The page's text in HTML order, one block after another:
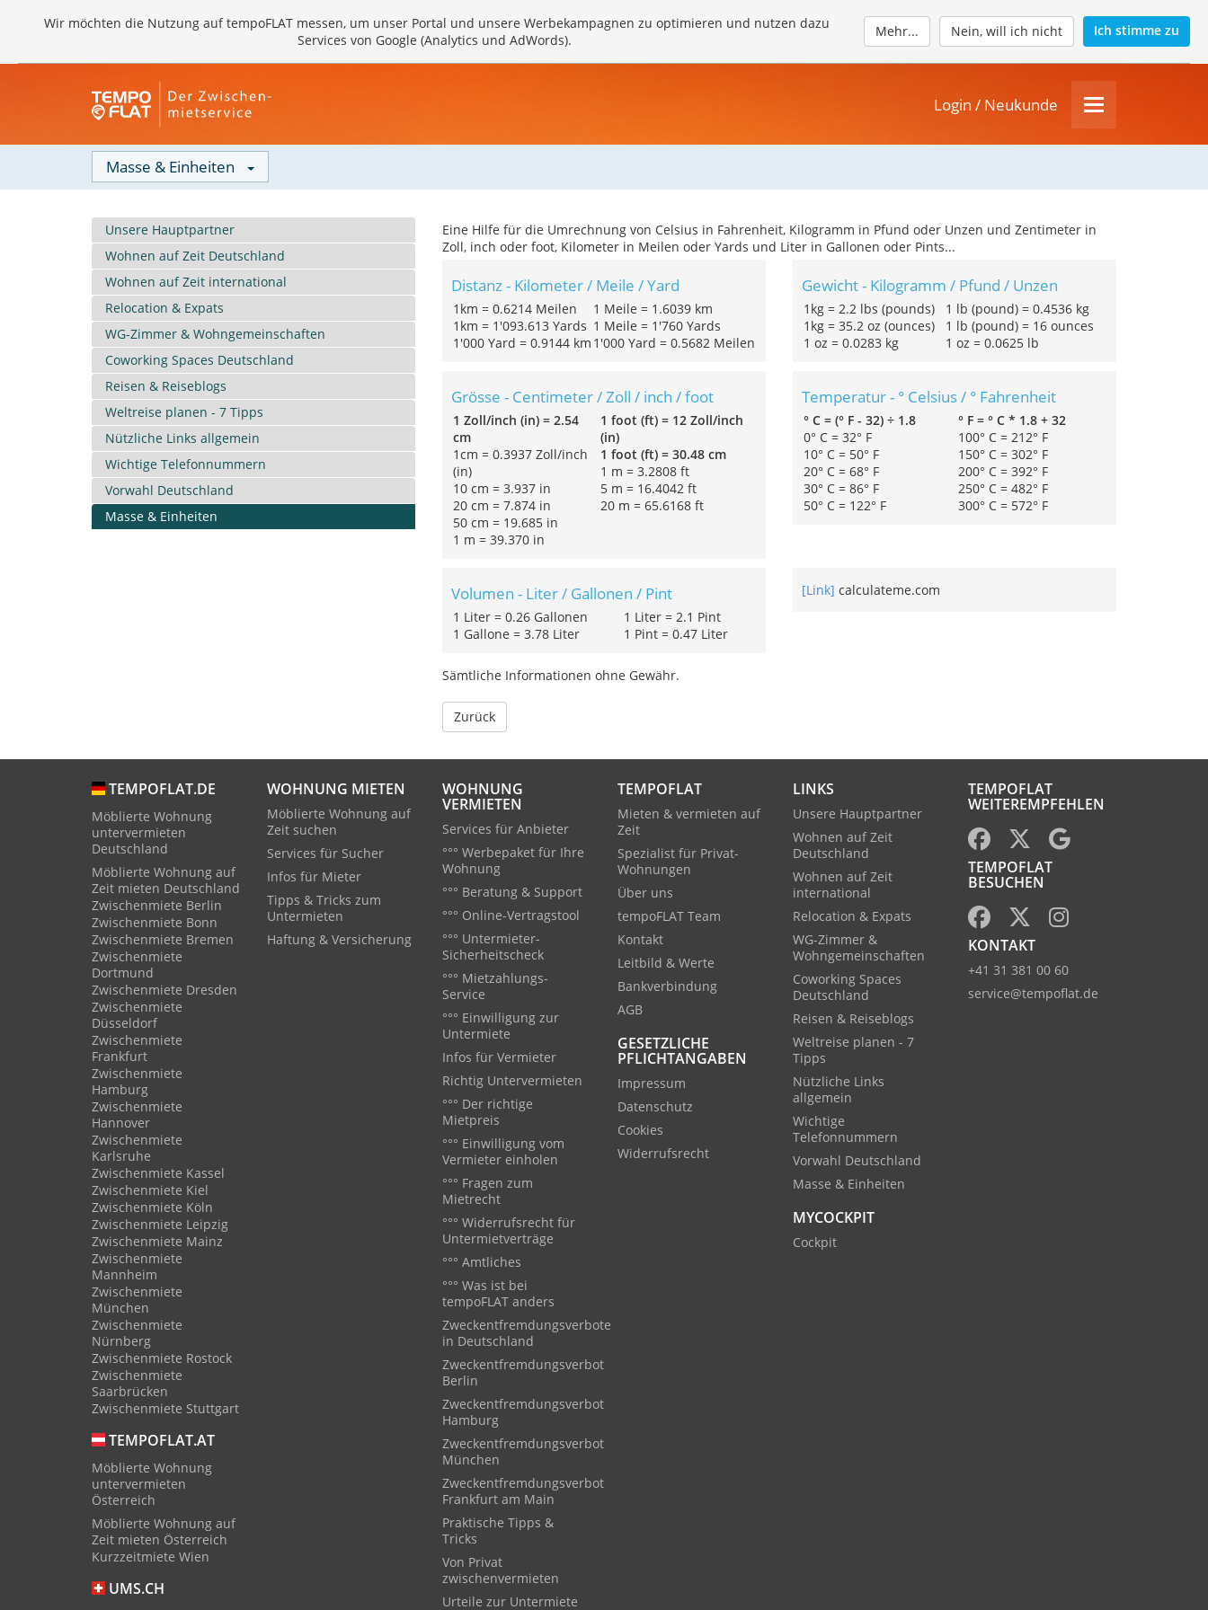
Wir möchten die Nutzung auf tempoFLAT messen, um unser Portal und unsere Werbekampagnen zu optimieren und nutzen dazu
Services von Google (Analytics und AdWords).
Mehr... Nein, will ich nicht Ich stimme zu
Login / Neukunde
Masse & Einheiten
Unsere Hauptpartner
Wohnen auf Zeit Deutschland
Wohnen auf Zeit international
Relocation & Expats
WG-Zimmer & Wohngemeinschaften
Coworking Spaces Deutschland
Reisen & Reiseblogs
Weltreise planen - 7 Tipps
Nützliche Links allgemein
Wichtige Telefonnummern
Vorwahl Deutschland
Masse & Einheiten
Eine Hilfe für die Umrechnung von Celsius in Fahrenheit, Kilogramm in Pfund oder Unzen und Zentimeter in
Zoll, inch oder foot, Kilometer in Meilen oder Yards und Liter in Gallonen oder Pints...
Distanz - Kilometer / Meile / Yard
1km = 0.6214 Meilen
1km = 1'093.613 Yards
1'000 Yard = 0.9144 km
1 Meile = 1.6039 km
1 Meile = 1'760 Yards
1'000 Yard = 0.5682 Meilen
Gewicht - Kilogramm / Pfund / Unzen
1kg = 2.2 lbs (pounds)
1kg = 35.2 oz (ounces)
1 oz = 0.0283 kg
1 lb (pound) = 0.4536 kg
1 lb (pound) = 16 ounces
1 oz = 0.0625 lb
Grösse - Centimeter / Zoll / inch / foot
1 Zoll/inch (in) = 2.54
cm
1cm = 0.3937 Zoll/inch
(in)
10 cm = 3.937 in
20 cm = 7.874 in
50 cm = 19.685 in
1 m = 39.370 in
1 foot (ft) = 12 Zoll/inch
(in)
1 foot (ft) = 30.48 cm
1 m = 3.2808 ft
5 m = 16.4042 ft
20 m = 65.6168 ft
Temperatur - ° Celsius / ° Fahrenheit
° C = (° F - 32) ÷ 1.8
0° C = 32° F
10° C = 50° F
20° C = 68° F
30° C = 86° F
50° C = 122° F
° F = ° C * 1.8 + 32
100° C = 212° F
150° C = 302° F
200° C = 392° F
250° C = 482° F
300° C = 572° F
Volumen - Liter / Gallonen / Pint
1 Liter = 0.26 Gallonen
1 Gallone = 3.78 Liter
1 Liter = 2.1 Pint
1 Pint = 0.47 Liter
[Link] calculateme.com
Sämtliche Informationen ohne Gewähr.
Zurück
TEMPOFLAT.DE
Möblierte Wohnung
untervermieten
Deutschland
Möblierte Wohnung auf
Zeit mieten Deutschland
Zwischenmiete Berlin
Zwischenmiete Bonn
Zwischenmiete Bremen
Zwischenmiete
Dortmund
Zwischenmiete Dresden
Zwischenmiete
Düsseldorf
Zwischenmiete
Frankfurt
Zwischenmiete
Hamburg
Zwischenmiete
Hannover
Zwischenmiete
Karlsruhe
Zwischenmiete Kassel
Zwischenmiete Kiel
Zwischenmiete Köln
Zwischenmiete Leipzig
Zwischenmiete Mainz
Zwischenmiete
Mannheim
Zwischenmiete
München
Zwischenmiete
Nürnberg
Zwischenmiete Rostock
Zwischenmiete
Saarbrücken
Zwischenmiete Stuttgart
TEMPOFLAT.AT
Möblierte Wohnung
untervermieten
Österreich
Möblierte Wohnung auf
Zeit mieten Österreich
Kurzzeitmiete Wien
UMS.CH
WOHNUNG MIETEN
Möblierte Wohnung auf
Zeit suchen
Services für Sucher
Infos für Mieter
Tipps & Tricks zum
Untermieten
Haftung & Versicherung
WOHNUNG
VERMIETEN
Services für Anbieter
°°° Werbepaket für Ihre
Wohnung
°°° Beratung & Support
°°° Online-Vertragstool
°°° Untermieter-
Sicherheitscheck
°°° Mietzahlungs-
Service
°°° Einwilligung zur
Untermiete
Infos für Vermieter
Richtig Untervermieten
°°° Der richtige
Mietpreis
°°° Einwilligung vom
Vermieter einholen
°°° Fragen zum
Mietrecht
°°° Widerrufsrecht für
Untermietverträge
°°° Amtliches
°°° Was ist bei
tempoFLAT anders
Zweckentfremdungsverbote
in Deutschland
Zweckentfremdungsverbot
Berlin
Zweckentfremdungsverbot
Hamburg
Zweckentfremdungsverbot
München
Zweckentfremdungsverbot
Frankfurt am Main
Praktische Tipps &
Tricks
Von Privat
zwischenvermieten
Urteile zur Untermiete
TEMPOFLAT
Mieten & vermieten auf
Zeit
Spezialist für Privat-
Wohnungen
Über uns
tempoFLAT Team
Kontakt
Leitbild & Werte
Bankverbindung
AGB
GESETZLICHE
PFLICHTANGABEN
Impressum
Datenschutz
Cookies
Widerrufsrecht
LINKS
Unsere Hauptpartner
Wohnen auf Zeit
Deutschland
Wohnen auf Zeit
international
Relocation & Expats
WG-Zimmer &
Wohngemeinschaften
Coworking Spaces
Deutschland
Reisen & Reiseblogs
Weltreise planen - 7
Tipps
Nützliche Links
allgemein
Wichtige
Telefonnummern
Vorwahl Deutschland
Masse & Einheiten
MYCOCKPIT
Cockpit
TEMPOFLAT
WEITEREMPFEHLEN
TEMPOFLAT
BESUCHEN
KONTAKT
+41 31 381 00 60
service@tempoflat.de